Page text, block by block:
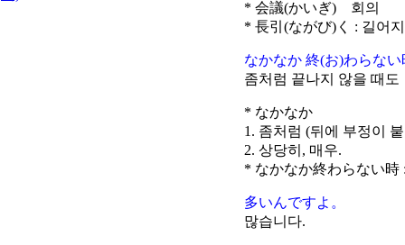
* 会議(かいぎ) 회의
* 長引(ながび)く : 길어
なかなか 終(お)わらない
좀처럼 끝나지 않을 때도
* なかなか
1. 좀처럼 (뒤에 부정이
2. 상당히, 매우.
* なかなか終わらない
多いんですよ。
많습니다.